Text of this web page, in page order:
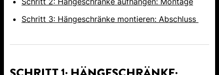
Schritt 3: Hängeschränke montieren: Abschluss